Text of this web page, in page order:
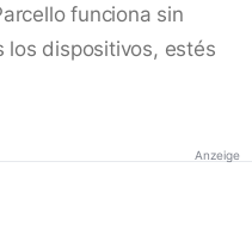
funciona sin
los dispositivos, estés
Anzeige